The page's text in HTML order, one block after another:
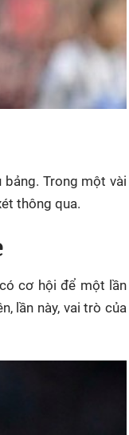
Trong một vài
thông qua.
cơ hội để một lần
lần này, vai trò của